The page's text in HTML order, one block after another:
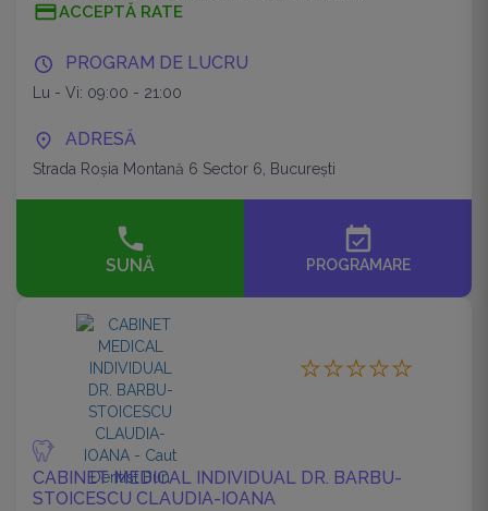
ACCEPTĂ RATE
PROGRAM DE LUCRU
Lu - Vi: 09:00 - 21:00
ADRESĂ
Strada Roșia Montană 6 Sector 6, București
SUNĂ
event_available
PROGRAMARE
CABINET MEDICAL INDIVIDUAL DR. BARBU-
STOICESCU CLAUDIA-IOANA